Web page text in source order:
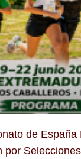
de España
por